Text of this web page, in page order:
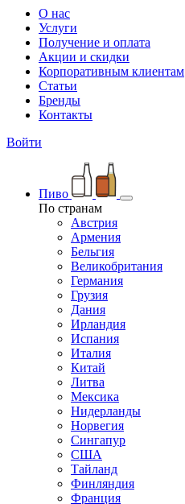
О нас
Услуги
Получение и оплата
Акции и скидки
Корпоративным клиентам
Статьи
Бренды
Контакты
Войти
Пиво
По странам
Австрия
Армения
Бельгия
Великобритания
Германия
Грузия
Дания
Ирландия
Испания
Италия
Китай
Литва
Мексика
Нидерланды
Норвегия
Сингапур
США
Тайланд
Финляндия
Франция